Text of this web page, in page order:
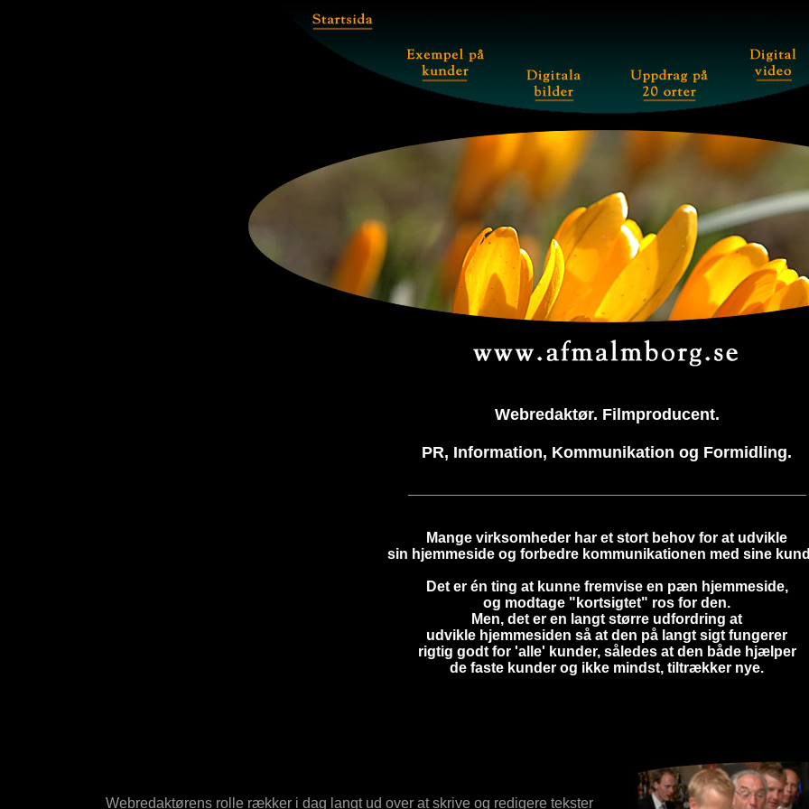
Webredaktør. Filmproducent.
PR, Information, Kommunikation og Formidling.
Mange virksomheder har et stort behov for at udvikle
sin hjemmeside og forbedre kommunikationen med sine
Det er én ting at kunne fremvise en pæn hjemmeside,
og modtage "kortsigtet" ros for den.
Men, det er en langt større udfordring at
udvikle hjemmesiden så at den på langt sigt fungerer
rigtig godt for 'alle' kunder, således at den både hjælper
de faste kunder og ikke mindst, tiltrækker nye.
Webredaktørens rolle rækker i dag langt ud over at skrive og redigere tekster